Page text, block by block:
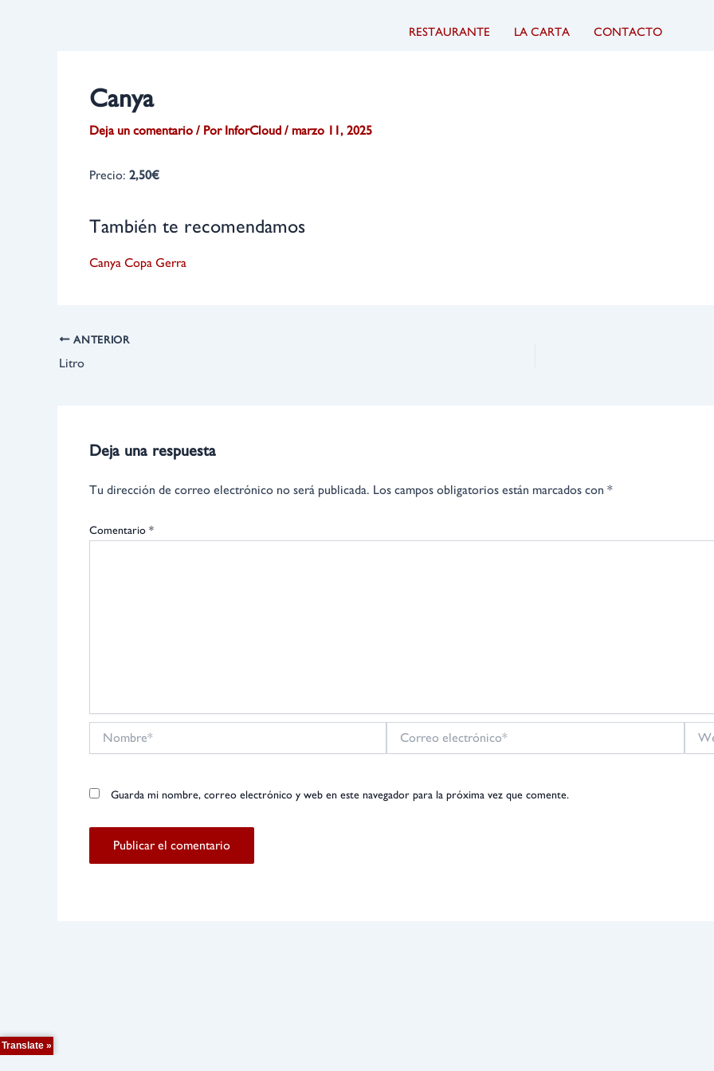
RESTAURANTE LA CARTA CONTACTO
Canya
Deja un comentario / Por InforCloud / marzo 11, 2025
Precio: 2,50€
También te recomendamos
Canya Copa Gerra
ANTERIOR
Litro
Deja una respuesta
Tu dirección de correo electrónico no será publicada. Los campos obligatorios están marcados con *
Comentario *
electrónico*
Guarda mi nombre, correo electrónico y web en este navegador para la próxima vez que comente.
Translate »